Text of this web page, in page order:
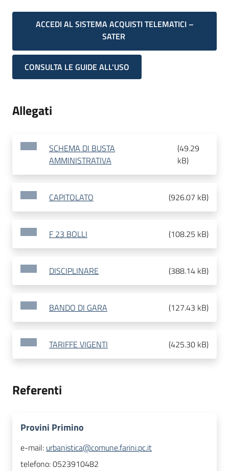
ACCEDI AL SISTEMA ACQUISTI TELEMATICI –
SATER
CONSULTA LE GUIDE ALL'USO
Allegati
SCHEMA DI BUSTA
AMMINISTRATIVA
(49.29
kB)
CAPITOLATO (926.07 kB)
F 23 BOLLI (108.25 kB)
DISCIPLINARE (388.14 kB)
BANDO DI GARA (127.43 kB)
TARIFFE VIGENTI (425.30 kB)
Referenti
Provini Primino
e-mail: urbanistica@comune.farini.pc.it
telefono:0523910482